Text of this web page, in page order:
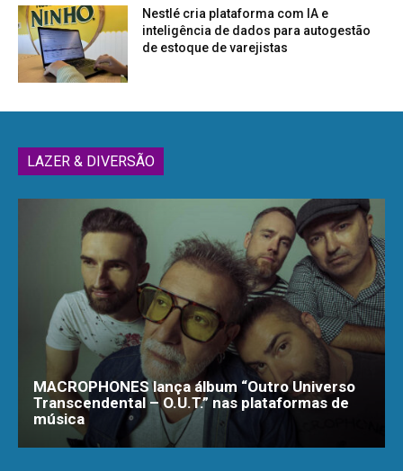
Nestlé cria plataforma com IA e
inteligência de dados para autogestão
de estoque de varejistas
LAZER & DIVERSÃO
MACROPHONES lança álbum “Outro Universo
Transcendental – O.U.T.” nas plataformas de
música